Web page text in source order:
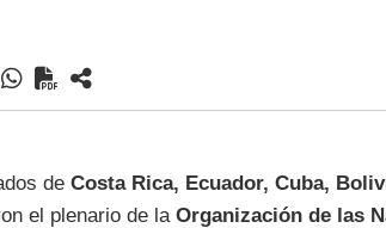
de Costa Rica, Ecuador, Cuba,
el plenario de la Organización de las